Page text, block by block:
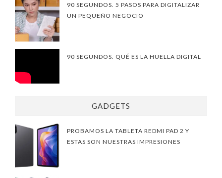
90 SEGUNDOS. 5 PASOS PARA DIGITALIZAR
UN PEQUEÑO NEGOCIO
90 SEGUNDOS. QUÉ ES LA HUELLA DIGITAL
GADGETS
PROBAMOS LA TABLETA REDMI PAD 2 Y
ESTAS SON NUESTRAS IMPRESIONES